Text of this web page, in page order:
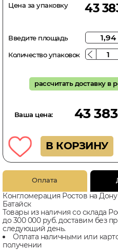
Цена за упаковку 43
Введите площадь
Количество упаковок
рассчитать доставку в
Ваша цена: 43 383
В КОРЗИНУ
Оплата
Конгломерация Ростов на Дону
Батайск
Товары из наличия со склада
до 300 000 руб. доставим без
следующий день.
Оплата наличными или
получении